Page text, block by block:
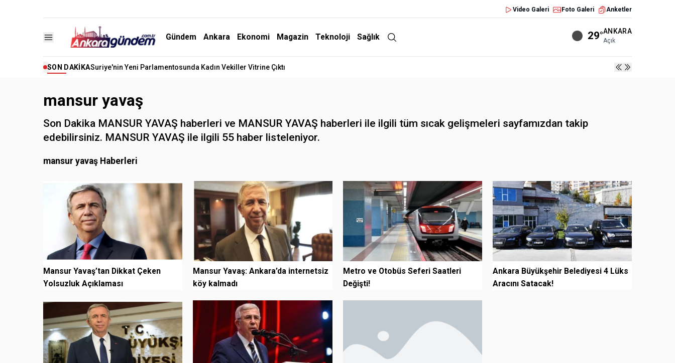
Video Galeri Foto Galeri Anketler
Gündem Ankara Ekonomi Magazin Teknoloji Sağlık 29°ANKARA
Açık
SON DAKIKASuriye'nin Yeni Parlamentosunda Kadın Vekiller Vitrine Çıktı
mansur yavaş
Son Dakika MANSUR YAVAŞ haberleri ve MANSUR YAVAŞ haberleri ile ilgili tüm sıcak gelişmeleri sayfamızdan takip
edebilirsiniz. MANSUR YAVAŞ ile ilgili 55 haber listeleniyor.
mansur yavaş Haberleri
Mansur Yavaş’tan Dikkat Çeken
Yolsuzluk Açıklaması
Mansur Yavaş: Ankara’da internetsiz
köy kalmadı
Metro ve Otobüs Seferi Saatleri
Değişti!
Ankara Büyükşehir Belediyesi 4 Lüks
Aracını Satacak!